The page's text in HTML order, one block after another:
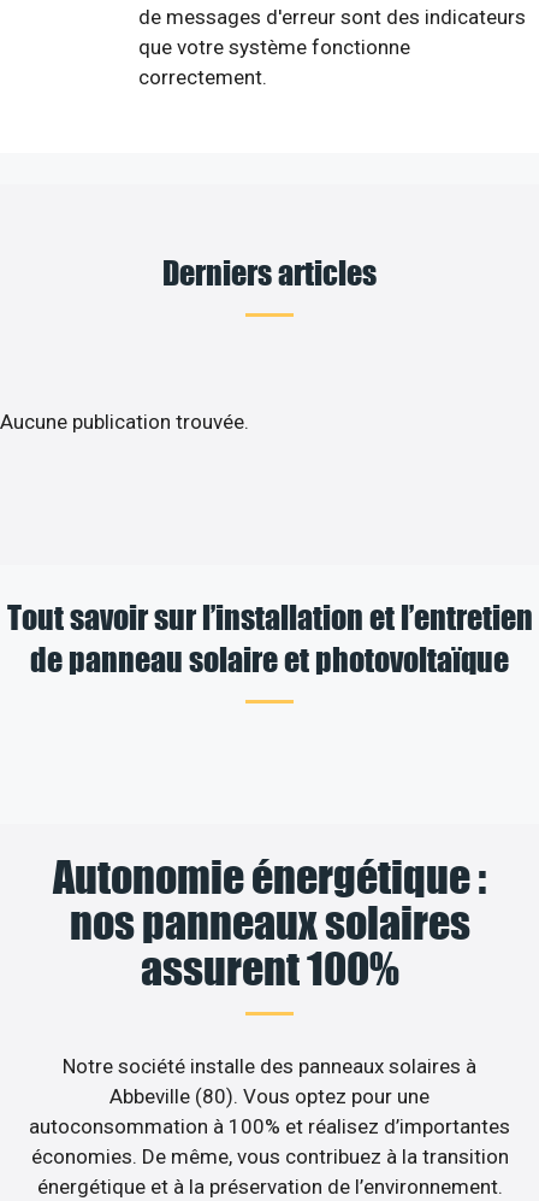
de messages d'erreur sont des indicateurs
que votre système fonctionne
correctement.
Derniers articles
Aucune publication trouvée.
Tout savoir sur l’installation et l’entretien
de panneau solaire et photovoltaïque
Autonomie énergétique :
nos panneaux solaires
assurent 100%
Notre société installe des panneaux solaires à
Abbeville (80). Vous optez pour une
autoconsommation à 100% et réalisez d’importantes
économies. De même, vous contribuez à la transition
énergétique et à la préservation de l’environnement.